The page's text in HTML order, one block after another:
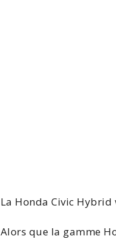
La Honda Civic Hybrid
Alors que la gamme